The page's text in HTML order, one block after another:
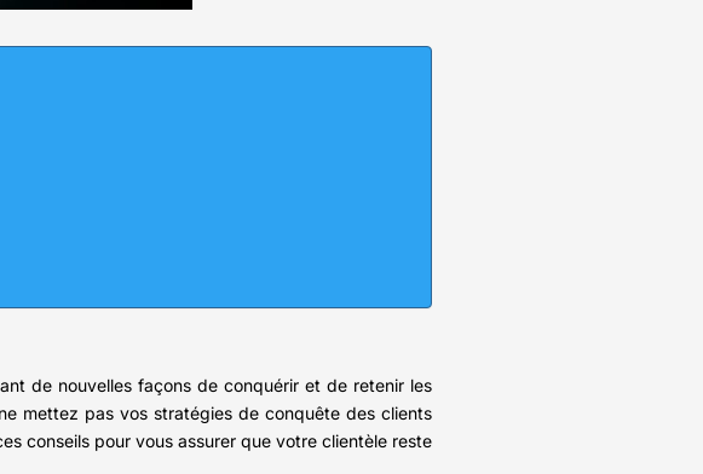
de nouvelles façons de conquérir et de retenir les
mettez pas vos stratégies de conquête des clients
conseils pour vous assurer que votre clientèle reste